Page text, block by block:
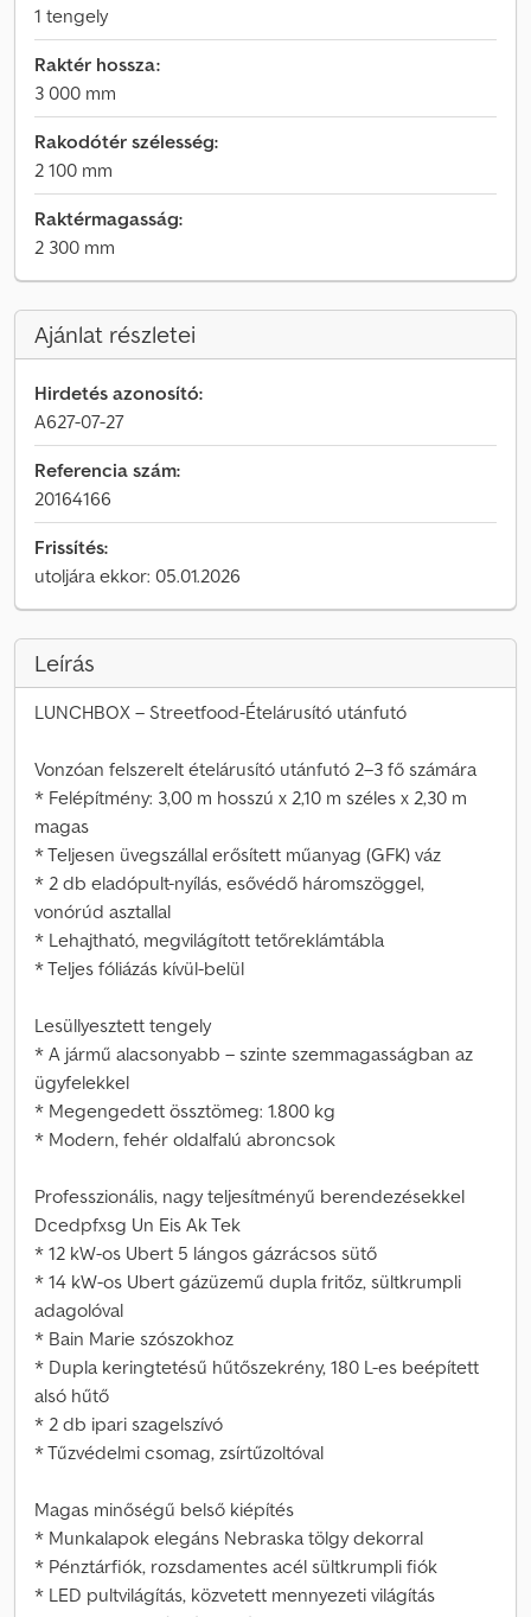
1 tengely
Raktér hossza:
3 000 mm
Rakodótér szélesség:
2 100 mm
Raktérmagasság:
2 300 mm
Ajánlat részletei
Hirdetés azonosító:
A627-07-27
Referencia szám:
20164166
Frissítés:
utoljára ekkor: 05.01.2026
Leírás
LUNCHBOX – Streetfood-Ételárusító utánfutó
Vonzóan felszerelt ételárusító utánfutó 2–3 fő számára
* Felépítmény: 3,00 m hosszú x 2,10 m széles x 2,30 m
magas
* Teljesen üvegszállal erősített műanyag (GFK) váz
* 2 db eladópult-nyílás, esővédő háromszöggel,
vonórúd asztallal
* Lehajtható, megvilágított tetőreklámtábla
* Teljes fóliázás kívül-belül
Lesüllyesztett tengely
* A jármű alacsonyabb – szinte szemmagasságban az
ügyfelekkel
* Megengedett össztömeg: 1.800 kg
* Modern, fehér oldalfalú abroncsok
Professzionális, nagy teljesítményű berendezésekkel
Dcedpfxsg Un Eis Ak Tek
* 12 kW-os Ubert 5 lángos gázrácsos sütő
* 14 kW-os Ubert gázüzemű dupla fritőz, sültkrumpli
adagolóval
* Bain Marie szószokhoz
* Dupla keringtetésű hűtőszekrény, 180 L-es beépített
alsó hűtő
* 2 db ipari szagelszívó
* Tűzvédelmi csomag, zsírtűzoltóval
Magas minőségű belső kiépítés
* Munkalapok elegáns Nebraska tölgy dekorral
* Pénztárfiók, rozsdamentes acél sültkrumpli fiók
* LED pultvilágítás, közvetett mennyezeti világítás